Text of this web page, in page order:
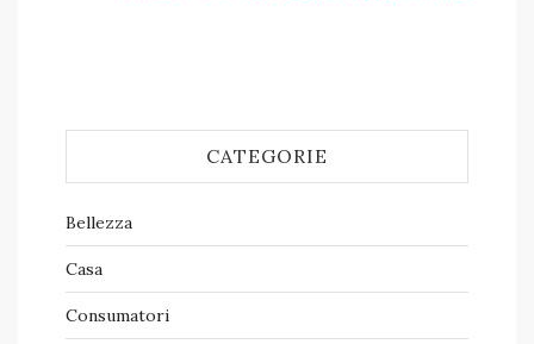
CATEGORIE
Bellezza
Casa
Consumatori